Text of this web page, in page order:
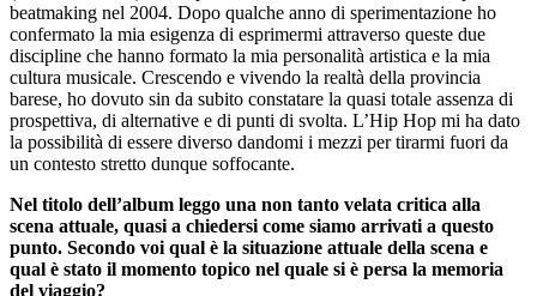
beatmaking nel 2004. Dopo qualche anno di sperimentazione ho
confermato la mia esigenza di esprimermi attraverso queste due
discipline che hanno formato la mia personalità artistica e la mia
cultura musicale. Crescendo e vivendo la realtà della provincia
barese, ho dovuto sin da subito constatare la quasi totale assenza di
prospettiva, di alternative e di punti di svolta. L’Hip Hop mi ha dato
la possibilità di essere diverso dandomi i mezzi per tirarmi fuori da
un contesto stretto dunque soffocante.
Nel titolo dell’album leggo una non tanto velata critica alla
scena attuale, quasi a chiedersi come siamo arrivati a questo
punto. Secondo voi qual è la situazione attuale della scena e
qual è stato il momento topico nel quale si è persa la memoria
del viaggio?